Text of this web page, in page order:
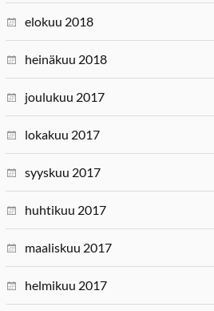
elokuu 2018
heinäkuu 2018
joulukuu 2017
lokakuu 2017
syyskuu 2017
huhtikuu 2017
maaliskuu 2017
helmikuu 2017